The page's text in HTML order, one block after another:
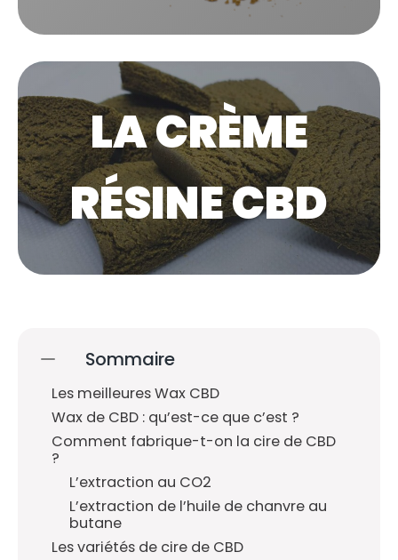
LA CRÈME
RÉSINE CBD
Sommaire
Les meilleures Wax CBD
Wax de CBD : qu’est-ce que c’est ?
Comment fabrique-t-on la cire de CBD
?
L’extraction au CO2
L’extraction de l’huile de chanvre au
butane
Les variétés de cire de CBD